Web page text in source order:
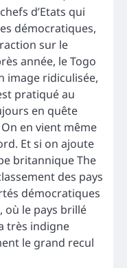
d’Etats qui
démocratiques,
sur le
année, le Togo
image ridiculisée,
pratiqué au
en quête
en vient même
Et si on ajoute
britannique The
des pays
démocratiques
où le pays brillé
très indigne
le grand recul